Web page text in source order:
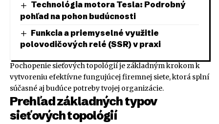
Technológia motora Tesla: Podrobný
pohľad na pohon budúcnosti
Funkcia a priemyselné využitie
polovodičových relé (SSR) v praxi
Pochopenie sieťových topológií je základným krokom k
vytvoreniu efektívne fungujúcej firemnej siete, ktorá splní
súčasné aj budúce potreby tvojej organizácie.
Prehľad základných typov
sieťových topológií